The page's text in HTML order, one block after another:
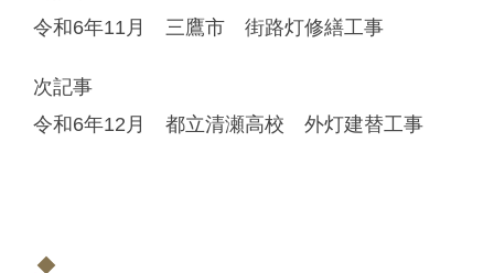
令和6年11月 三鷹市 街路灯修繕工事
次記事
令和6年12月 都立清瀬高校 外灯建替工事